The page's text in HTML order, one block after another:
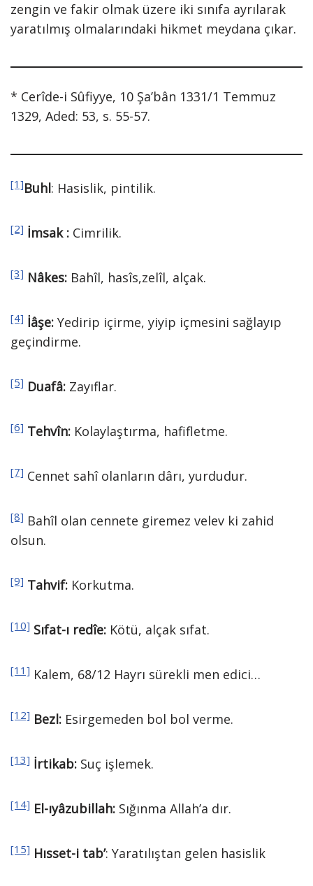
zengin ve fakir olmak üzere iki sınıfa ayrılarak
yaratılmış olmalarındaki hikmet meydana çıkar.
* Cerîde-i Sûfiyye, 10 Şa’bân 1331/1 Temmuz
1329, Aded: 53, s. 55-57.
[1]Buhl: Hasislik, pintilik.
[2] İmsak: Cimrilik.
[3] Nâkes: Bahîl, hasîs,zelîl, alçak.
[4] İâşe: Yedirip içirme, yiyip içmesini sağlayıp
geçindirme.
[5] Duafâ: Zayıflar.
[6] Tehvîn: Kolaylaştırma, hafifletme.
[7] Cennet sahî olanların dârı, yurdudur.
[8] Bahîl olan cennete giremez velev ki zahid
olsun.
[9] Tahvif: Korkutma.
[10] Sıfat-ı redîe: Kötü, alçak sıfat.
[11] Kalem, 68/12 Hayrı sürekli men edici…
[12] Bezl: Esirgemeden bol bol verme.
[13] İrtikab: Suç işlemek.
[14] El-ıyâzubillah: Sığınma Allah’a dır.
[15] Hısset-i tab’: Yaratılıştan gelen hasislik